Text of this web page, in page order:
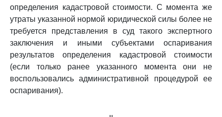
определения кадастровой стоимости. С момента же
утраты указанной нормой юридической силы более не
требуется представления в суд такого экспертного
заключения и иными субъектами оспаривания
результатов определения кадастровой стоимости
(если только ранее указанного момента они не
воспользовались административной процедурой ее
оспаривания).